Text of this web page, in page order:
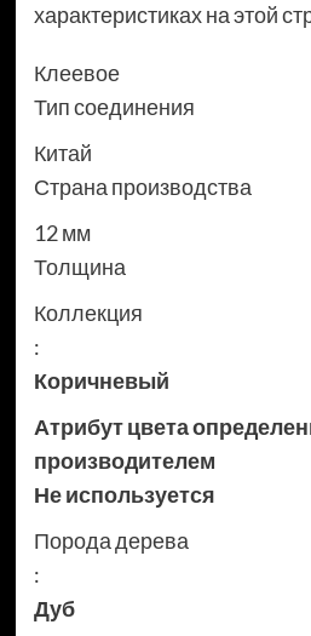
характеристиках на этой
Клеевое
Тип соединения
Китай
Страна производства
12 мм
Толщина
Коллекция
:
Коричневый
Атрибут цвета
производителем
Не используется
Порода дерева
:
Дуб